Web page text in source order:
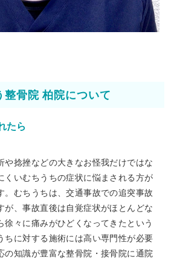
整骨院 柏院について
たら
や捻挫などの大きなお怪我だけではな
くいむちうちの症状に悩まされる方が
。むちうちは、交通事故での追突事故
が、事故直後は自覚症状がほとんどな
徐々に痛みがひどくなってきたという
ちに対する施術には高い専門性が必要
の知識が豊富な整骨院・接骨院に通院